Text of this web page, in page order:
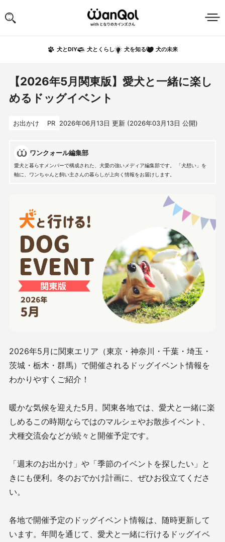
犬とDIY 犬とくらし 犬を知る 犬の未来
【2026年5月関東版】愛犬と一緒に楽し
めるドッグイベント
お出かけ PR 2026年06月13日 更新 (2026年03月13日 公開)
ワンクォール編集部
愛犬と暮らすメンバーで構成された、犬愛の強いメディア編集部です。 「犬想い」を
軸に、ワンちゃんと飼い主さんの暮らしが上向く情報をお届けします。
2026年5月に関東エリア（東京・神奈川・千葉・埼玉・
茨城・栃木・群馬）で開催されるドッグイベント情報を
わかりやすくご紹介！
暖かな気候を迎えた5月。関東各地では、愛犬と一緒に楽
しめるこの時期ならではのマルシェやお散歩イベント、
犬種交流会などが続々と開催予定です。
「週末のお出かけ」や「季節のイベントを探したい」と
きにも便利。冬のおでかけ計画に、ぜひお役立てくださ
い。
各地で開催予定のドッグイベント情報は、随時更新して
います。年間を通じて、愛犬と一緒に行けるドッグイベ